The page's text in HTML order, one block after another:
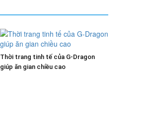
Thời trang tinh tế của G-Dragon
giúp ăn gian chiều cao